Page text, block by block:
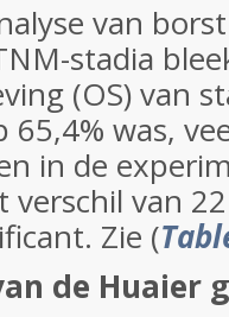
van
stadia
(OS) van
was,
in de
verschil van
Zie (
de Huaier